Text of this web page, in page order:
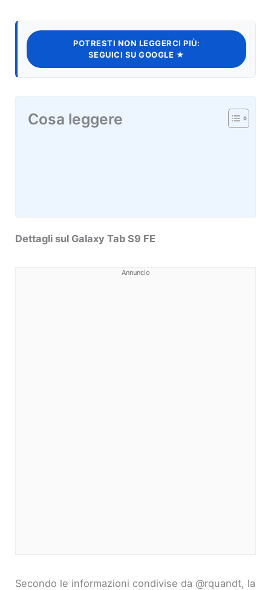
POTRESTI NON LEGGERCI PIÙ:
SEGUICI SU GOOGLE ★
Cosa leggere
Dettagli sul Galaxy Tab S9 FE
Annuncio
Secondo le informazioni condivise da @rquandt, la